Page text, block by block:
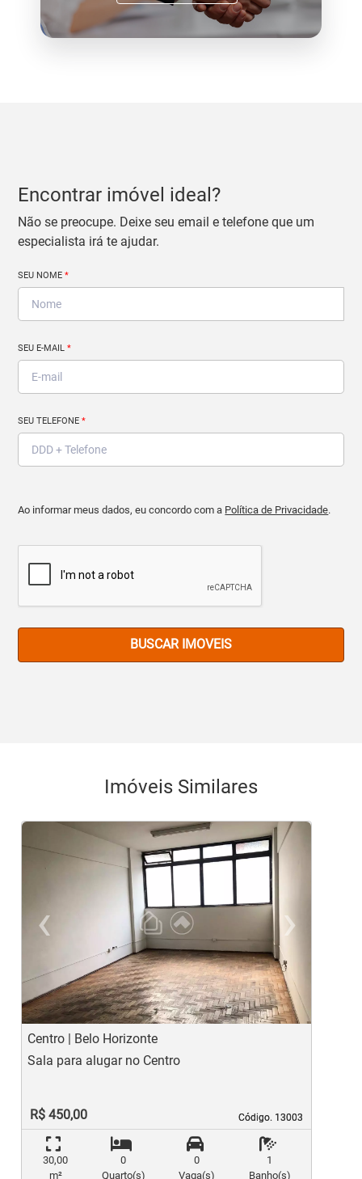
Encontrar imóvel ideal?
Não se preocupe. Deixe seu email e telefone que um
especialista irá te ajudar.
SEU NOME*
SEU E-MAIL*
SEU TELEFONE*
Ao informar meus dados, eu concordo com a Política de Privacidade.
BUSCAR IMOVEIS
Imóveis Similares
‹
Previous
›
Centro | Belo Horizonte
Código. 13003
Código. 13003
Sala para alugar no Centro
R$ 450,00
30,00
m²
0
Quarto(s)
0
Vaga(s)
1
Banho(s)